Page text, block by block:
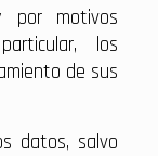
por motivos
los
de sus
datos, salvo